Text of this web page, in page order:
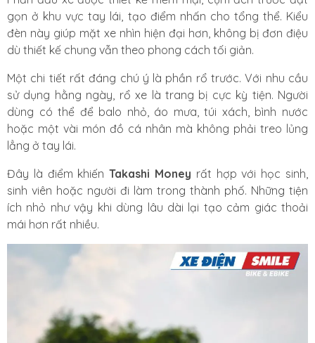
gọn ở khu vực tay lái, tạo điểm nhấn cho tổng thể. Kiểu
đèn này giúp mặt xe nhìn hiện đại hơn, không bị đơn điệu
dù thiết kế chung vẫn theo phong cách tối giản.
Một chi tiết rất đáng chú ý là phần rổ trước. Với nhu cầu
sử dụng hằng ngày, rổ xe là trang bị cực kỳ tiện. Người
dùng có thể để balo nhỏ, áo mưa, túi xách, bình nước
hoặc một vài món đồ cá nhân mà không phải treo lủng
lẳng ở tay lái.
Đây là điểm khiếnTakashi Money rất hợp với học sinh,
sinh viên hoặc người đi làm trong thành phố. Những tiện
ích nhỏ như vậy khi dùng lâu dài lại tạo cảm giác thoải
mái hơn rất nhiều.